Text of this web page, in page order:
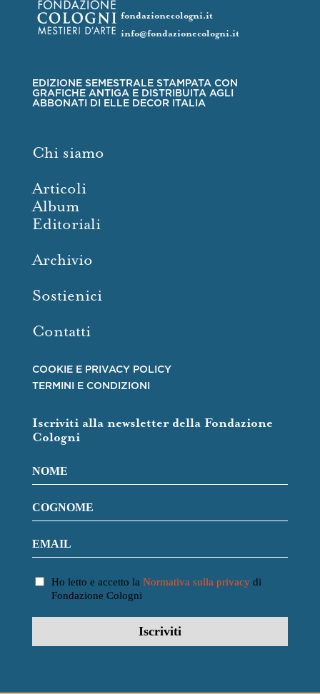
fondazionecologni.it
info@fondazionecologni.it
EDIZIONE SEMESTRALE STAMPATA CON
GRAFICHE ANTIGA E DISTRIBUITA AGLI
ABBONATI DI ELLE DECOR ITALIA
Chi siamo
Articoli
Album
Editoriali
Archivio
Sostienici
Contatti
COOKIE E PRIVACY POLICY
TERMINI E CONDIZIONI
Iscriviti alla newsletter della Fondazione
Cologni
Ho letto e accetto la Normativa sulla privacydi
Fondazione Cologni